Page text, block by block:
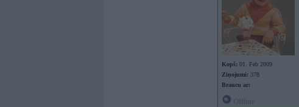
Kopš: 01. Feb 2009
Ziņojumi: 378
Braucu ar: